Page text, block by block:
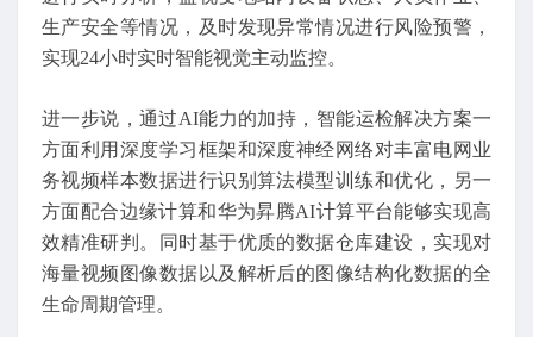
生产安全等情况，及时发现异常情况进行风险预警，
实现24小时实时智能视觉主动监控。
进一步说，通过AI能力的加持，智能运检解决方案一
方面利用深度学习框架和深度神经网络对丰富电网业
务视频样本数据进行识别算法模型训练和优化，另一
方面配合边缘计算和华为昇腾AI计算平台能够实现高
效精准研判。同时基于优质的数据仓库建设，实现对
海量视频图像数据以及解析后的图像结构化数据的全
生命周期管理。